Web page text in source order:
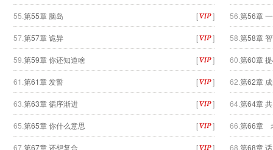
55. 第55章 脑岛 [ ] 56. 第56章
57.第57章 诡异 [ ] 58. 第58章
59. 第59章 你还知道啥 [ ] 60. 第60章
61. 第61章 发誓 [ ] 62. 第62章
63. 第63章 循序渐进 [ ] 64. 第64章
65. 第65章 你什么意思 [ ] 66. 第66章
67.第67章 还想复合 [ ] 68. 第68章